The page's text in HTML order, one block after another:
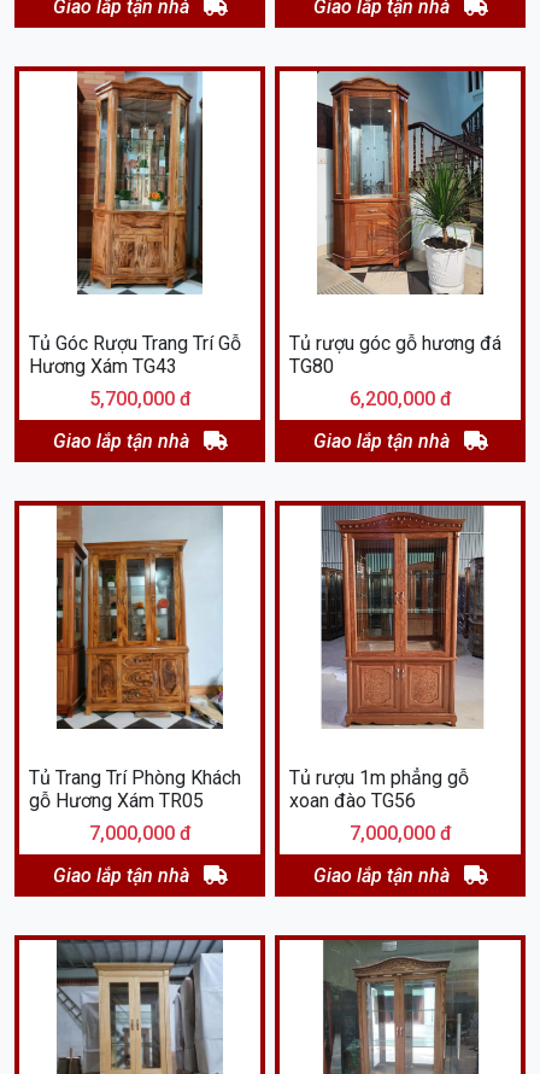
Giao lắp tận nhà Giao lắp tận nhà
Tủ Góc Rượu Trang Trí Gỗ
Hương Xám TG43
5,700,000 đ
Giao lắp tận nhà
Tủ rượu góc gỗ hương đá
TG80
6,200,000 đ
Giao lắp tận nhà
Tủ Trang Trí Phòng Khách
gỗ Hương Xám TR05
7,000,000 đ
Giao lắp tận nhà
Tủ rượu 1m phẳng gỗ
xoan đào TG56
7,000,000 đ
Giao lắp tận nhà